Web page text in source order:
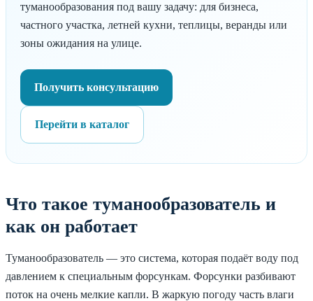
туманообразования под вашу задачу: для бизнеса,
частного участка, летней кухни, теплицы, веранды или
зоны ожидания на улице.
Получить консультацию
Перейти в каталог
Что такое туманообразователь и
как он работает
Туманообразователь — это система, которая подаёт воду под
давлением к специальным форсункам. Форсунки разбивают
поток на очень мелкие капли. В жаркую погоду часть влаги